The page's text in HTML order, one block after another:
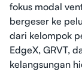
fokus modal
bergeser ke
dari kelompok
EdgeX, GRVT,
kelangsungan